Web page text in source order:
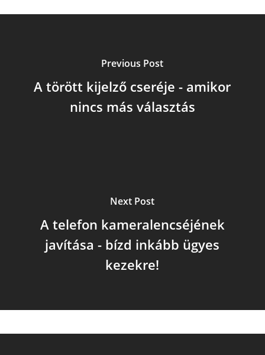
Previous Post
A törött kijelző cseréje - amikor
nincs más választás
Next Post
A telefon kameralencséjének
javítása - bízd inkább ügyes
kezekre!